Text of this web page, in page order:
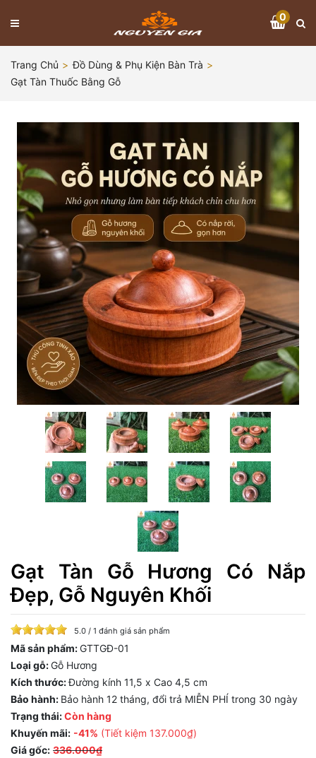
0
Trang Chủ
Đồ Dùng & Phụ Kiện Bàn Trà
Gạt Tàn Thuốc Bằng Gỗ
Gạt Tàn Gỗ Hương Có Nắp
Đẹp, Gỗ Nguyên Khối
5.0 / 1 đánh giá sản phẩm
Mã sản phẩm:GTTGĐ-01
Loại gỗ:Gỗ Hương
Kích thước:Đường kính 11,5 x Cao 4,5 cm
Bảo hành: Bảo hành 12 tháng, đổi trả MIỄN PHÍ trong 30 ngày
Trạng thái:Còn hàng
Khuyến mãi: -41% (Tiết kiệm 137.000₫)
Giá gốc: 336.000₫